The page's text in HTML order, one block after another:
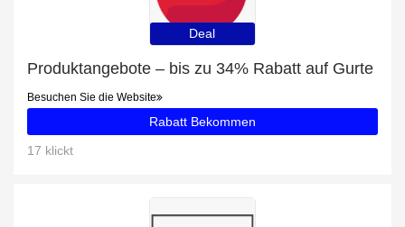
Deal
Produktangebote – bis zu 34% Rabatt auf Gurte
Besuchen Sie die Website
Rabatt Bekommen
17 klickt